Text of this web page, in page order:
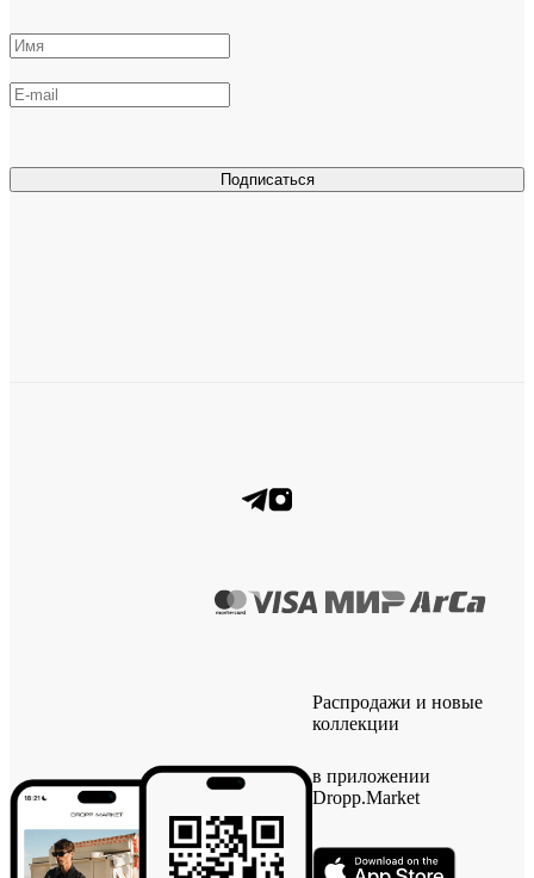
Подписаться
Распродажи и новые
коллекции
в приложении
Dropp.Market